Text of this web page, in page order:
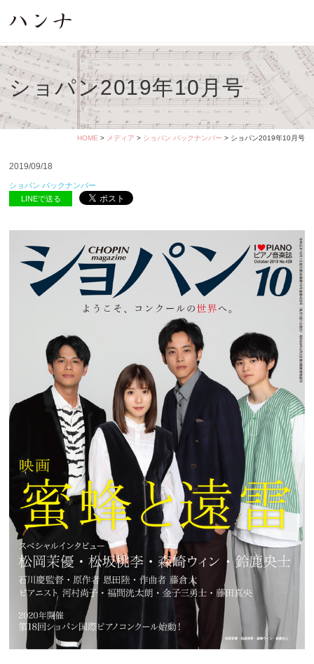
ショパン2019年10月号
HOME > メディア > ショパン バックナンバー > ショパン2019年10月号
2019/09/18
ショパン バックナンバー
LINEで送る